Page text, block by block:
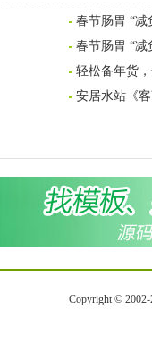
春节肠胃 “减
春节肠胃 “减
轻松备年货
安居水站《
Copyright ©